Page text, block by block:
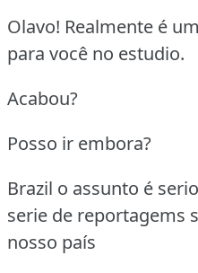
Olavo! Realmente é
para você no estudio.
Acabou?
Posso ir embora?
Brazil o assunto é
serie de reportagems
nosso país